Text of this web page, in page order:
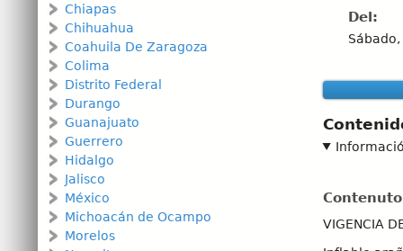
Del:
VIGENCIA
Chiapas
Chihuahua
Coahuila De Zaragoza
Colima
Distrito Federal
Durango
Guanajuato
Guerrero
Hidalgo
Jalisco
México
Michoacán de Ocampo
Morelos